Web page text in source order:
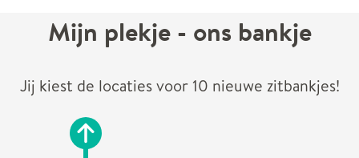
Mijn plekje - ons bankje
Jij kiest de locaties voor 10 nieuwe zitbankjes!